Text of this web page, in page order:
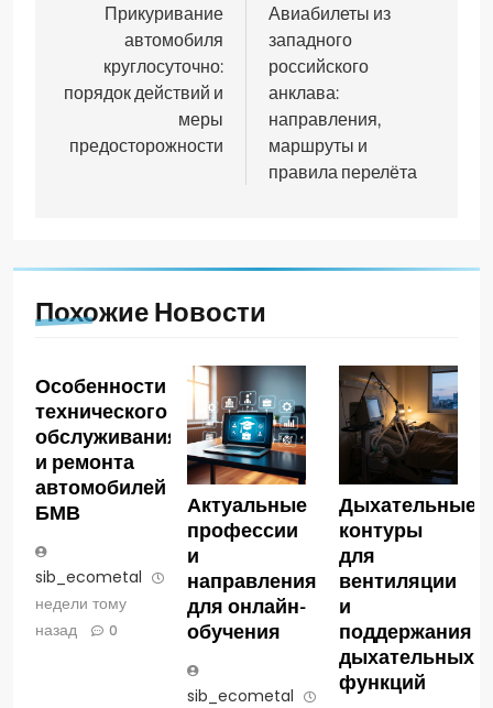
записям
Прикуривание
автомобиля
круглосуточно:
порядок действий и
меры
предосторожности
Авиабилеты из
западного
российского
анклава:
направления,
маршруты и
правила перелёта
Похожие Новости
Особенности
технического
обслуживания
и ремонта
автомобилей
БМВ
sib_ecometal
недели тому
назад
0
Актуальные
профессии
и
направления
для онлайн-
обучения
sib_ecometal
Дыхательные
контуры
для
вентиляции
и
поддержания
дыхательных
функций